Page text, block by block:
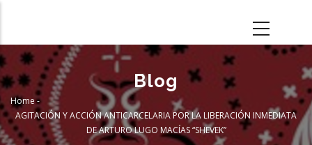
main
content
Blog
Breadcrumb
Home -
AGITACIÓN Y ACCIÓN ANTICARCELARIA POR LA LIBERACIÓN INMEDIATA
DE ARTURO LUGO MACÍAS “SHEVEK”